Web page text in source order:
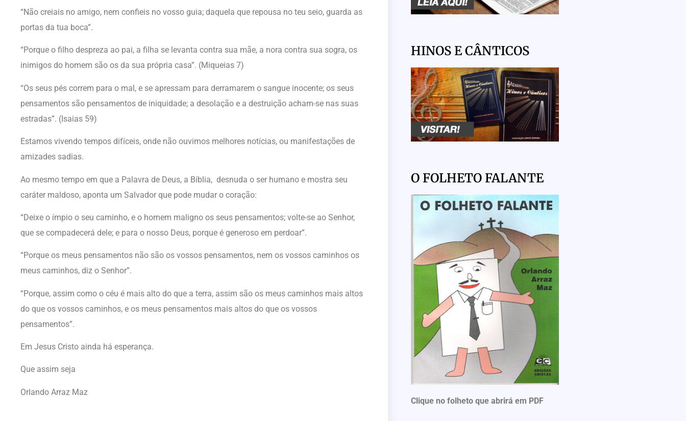
“Não creiais no amigo, nem confieis no vosso guia; daquela que repousa no teu seio, guarda as
portas da tua boca”.
“Porque o filho despreza ao pai, a filha se levanta contra sua mãe, a nora contra sua sogra, os
inimigos do homem são os da sua própria casa”. (Miqueias 7)
“Os seus pés correm para o mal, e se apressam para derramarem o sangue inocente; os seus
pensamentos são pensamentos de iniquidade; a desolação e a destruição acham-se nas suas
estradas”. (Isaias 59)
Estamos vivendo tempos difíceis, onde não ouvimos melhores notícias, ou manifestações de
amizades sadias.
Ao mesmo tempo em que a Palavra de Deus, a Bíblia, desnuda o ser humano e mostra seu
caráter maldoso, aponta um Salvador que pode mudar o coração:
“Deixe o ímpio o seu caminho, e o homem maligno os seus pensamentos; volte-se ao Senhor,
que se compadecerá dele; e para o nosso Deus, porque é generoso em perdoar”.
“Porque os meus pensamentos não são os vossos pensamentos, nem os vossos caminhos os
meus caminhos, diz o Senhor”.
“Porque, assim como o céu é mais alto do que a terra, assim são os meus caminhos mais altos
do que os vossos caminhos, e os meus pensamentos mais altos do que os vossos
pensamentos”.
Em Jesus Cristo ainda há esperança.
Que assim seja
Orlando Arraz Maz
HINOS E CÂNTICOS
O FOLHETO FALANTE
Clique no folheto que abrirá em PDF